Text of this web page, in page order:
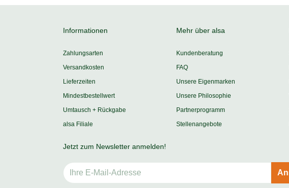
Informationen
Zahlungsarten
Versandkosten
Lieferzeiten
Mindestbestellwert
Umtausch + Rückgabe
alsa Filiale
Mehr über alsa
Kundenberatung
FAQ
Unsere Eigenmarken
Unsere Philosophie
Partnerprogramm
Stellenangebote
Jetzt zum Newsletter anmelden!